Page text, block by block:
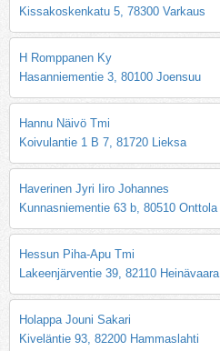
Kissakoskenkatu 5, 78300 Varkaus
H Romppanen Ky
Hasanniementie 3, 80100 Joensuu
Hannu Näivö Tmi
Koivulantie 1 B 7, 81720 Lieksa
Haverinen Jyri Iiro Johannes
Kunnasniementie 63 b, 80510 Onttola
Hessun Piha-Apu Tmi
Lakeenjärventie 39, 82110 Heinävaara
Holappa Jouni Sakari
Kiveläntie 93, 82200 Hammaslahti